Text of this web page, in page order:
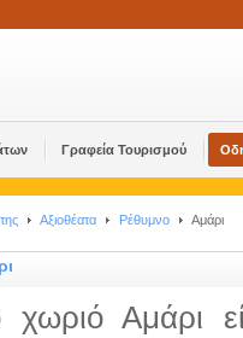
Γραφεία Τουρισμού
Αξιοθέατα Ρέθυμνο Αμάρι
χωριό Αμάρι